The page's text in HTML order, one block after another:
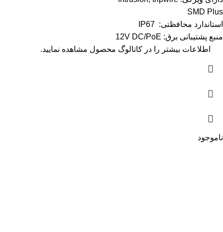
SMD Plus
استاندارد محافظتی: IP67
منبع پشتیبانی برق: 12V DC/PoE
اطلاعات بیشتر را در کاتالوگ محصول مشاهده نمایید.
ناموجود